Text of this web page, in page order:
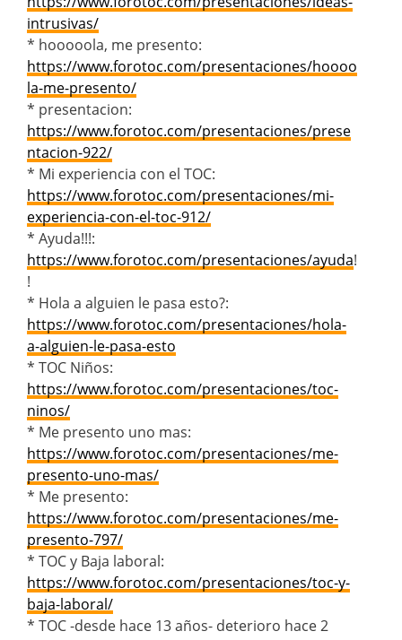
intrusivas/
* hooooola, me presento:
https://www.forotoc.com/presentaciones/hoooo
la-me-presento/
* presentacion:
https://www.forotoc.com/presentaciones/prese
ntacion-922/
* Mi experiencia con el TOC:
https://www.forotoc.com/presentaciones/mi-
experiencia-con-el-toc-912/
* Ayuda!!!:
https://www.forotoc.com/presentaciones/ayuda!
!
* Hola a alguien le pasa esto?:
https://www.forotoc.com/presentaciones/hola-
a-alguien-le-pasa-esto
* TOC Niños:
https://www.forotoc.com/presentaciones/toc-
ninos/
* Me presento uno mas:
https://www.forotoc.com/presentaciones/me-
presento-uno-mas/
* Me presento:
https://www.forotoc.com/presentaciones/me-
presento-797/
* TOC y Baja laboral:
https://www.forotoc.com/presentaciones/toc-y-
baja-laboral/
* TOC -desde hace 13 años- deterioro hace 2